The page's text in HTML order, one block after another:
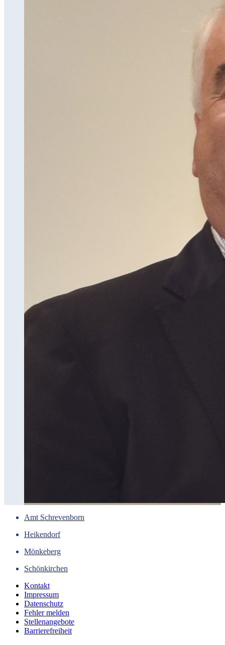
Amt Schrevenborn
Heikendorf
Mönkeberg
Schönkirchen
Kontakt
Impressum
Datenschutz
Fehler melden
Stellenangebote
Barrierefreiheit